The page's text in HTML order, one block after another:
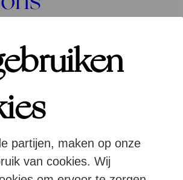
partijen, maken op onze
van cookies. Wij
Programmeurs Contact